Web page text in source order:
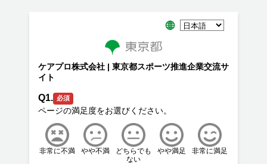
ケアプロ株式会社 | 東京都スポーツ推進企業交流サ
イト
Q1. 必須
非常に不満 やや不満
どちらでも
ない
やや満足 非常に満足